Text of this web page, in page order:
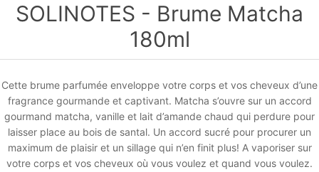
SOLINOTES - Brume Matcha
180ml
Cette brume parfumée enveloppe votre corps et vos cheveux d’une
fragrance gourmande et captivant. Matcha s’ouvre sur un accord
gourmand matcha, vanille et lait d’amande chaud qui perdure pour
laisser place au bois de santal. Un accord sucré pour procurer un
maximum de plaisir et un sillage qui n’en finit plus! A vaporiser sur
votre corps et vos cheveux où vous voulez et quand vous voulez.